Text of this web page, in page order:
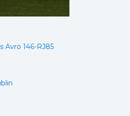
Avro 146-RJ85